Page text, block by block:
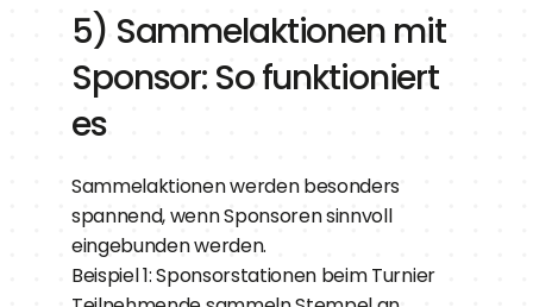
5) Sammelaktionen mit
Sponsor: So funktioniert
es
Sammelaktionen werden besonders
spannend, wenn Sponsoren sinnvoll
eingebunden werden.
Beispiel 1: Sponsorstationen beim Turnier